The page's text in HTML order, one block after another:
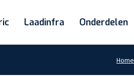
Laadinfra Onderdelen
Home